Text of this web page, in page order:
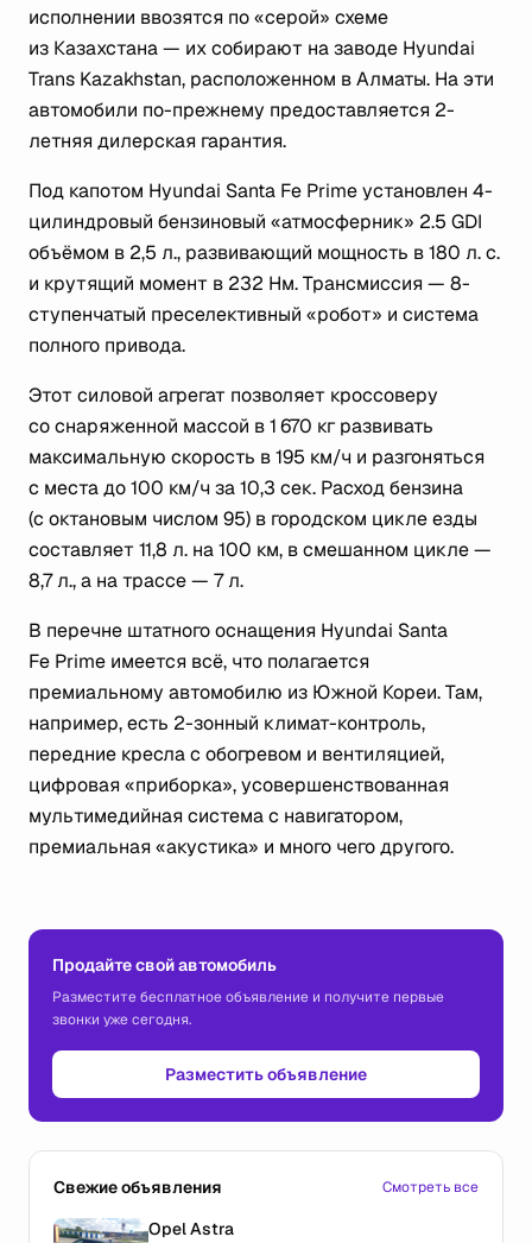
исполнении ввозятся по «серой» схеме
из Казахстана — их собирают на заводе Hyundai
Trans Kazakhstan, расположенном в Алматы. На эти
автомобили по-прежнему предоставляется 2-
летняя дилерская гарантия.
Под капотом Hyundai Santa Fe Prime установлен 4-
цилиндровый бензиновый «атмосферник» 2.5 GDI
объёмом в 2,5 л., развивающий мощность в 180 л. с.
и крутящий момент в 232 Нм. Трансмиссия — 8-
ступенчатый преселективный «робот» и система
полного привода.
Этот силовой агрегат позволяет кроссоверу
со снаряженной массой в 1 670 кг развивать
максимальную скорость в 195 км/ч и разгоняться
с места до 100 км/ч за 10,3 сек. Расход бензина
(с октановым числом 95) в городском цикле езды
составляет 11,8 л. на 100 км, в смешанном цикле —
8,7 л., а на трассе — 7 л.
В перечне штатного оснащения Hyundai Santa
Fe Prime имеется всё, что полагается
премиальному автомобилю из Южной Кореи. Там,
например, есть 2-зонный климат-контроль,
передние кресла с обогревом и вентиляцией,
цифровая «приборка», усовершенствованная
мультимедийная система с навигатором,
премиальная «акустика» и много чего другого.
Продайте свой автомобиль
Разместите бесплатное объявление и получите первые
звонки уже сегодня.
Разместить объявление
Свежие объявления Смотреть все
Opel Astra